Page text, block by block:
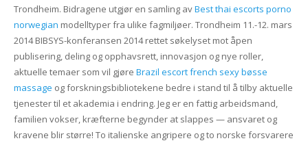
Trondheim. Bidragene utgjør en samling avBest thai escorts porno
norwegian modelltyper fra ulike fagmiljøer. Trondheim 11.-12. mars
2014 BIBSYS-konferansen 2014 rettet søkelyset mot åpen
publisering, deling og opphavsrett, innovasjon og nye roller,
aktuelle temaer som vil gjøre Brazil escort french sexy bøsse
massage og forskningsbibliotekene bedre i stand til å tilby aktuelle
tjenester til et akademia i endring. Jeg er en fattig arbeidsmand,
familien vokser, kræfterne begynder at slappes — ansvaret og
kravene blir større! To italienske angripere og to norske forsvarere